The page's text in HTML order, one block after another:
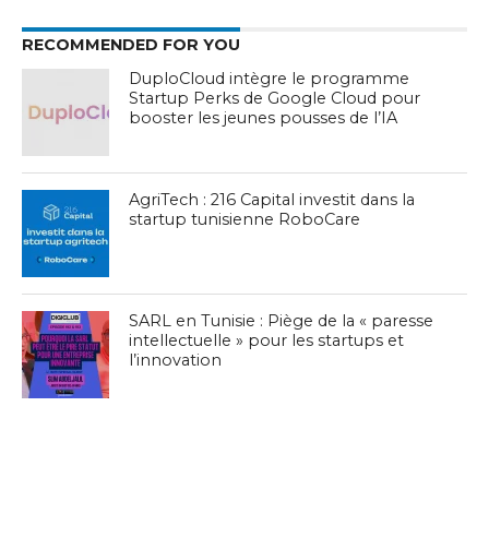
RECOMMENDED FOR YOU
DuploCloud intègre le programme
Startup Perks de Google Cloud pour
booster les jeunes pousses de l’IA
AgriTech : 216 Capital investit dans la
startup tunisienne RoboCare
SARL en Tunisie : Piège de la « paresse
intellectuelle » pour les startups et
l’innovation